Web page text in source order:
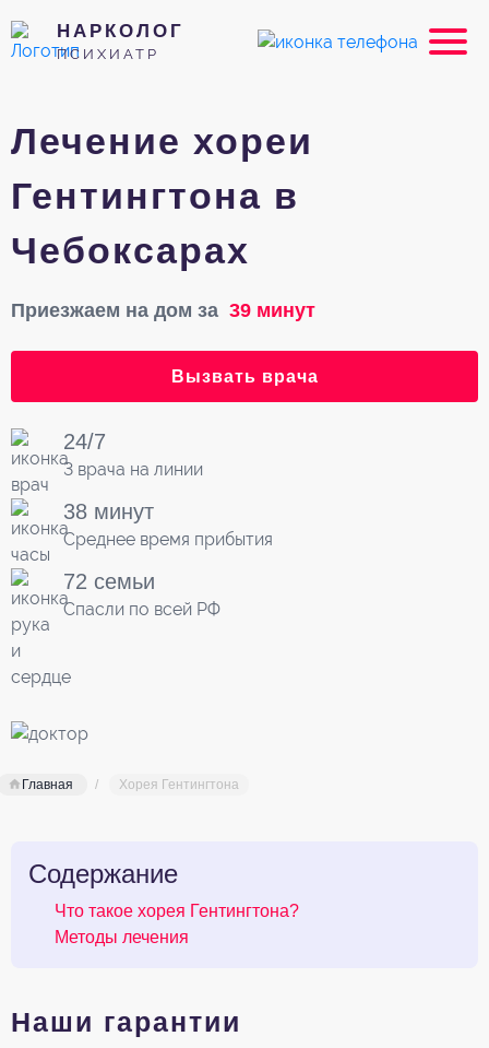
НАРКОЛОГ
ПСИХИАТР
Лечение хореи
Гентингтона в
Чебоксарах
Приезжаем на дом за 39 минут
Вызвать врача
24/7
3 врача на линии
38 минут
Среднее время прибытия
72 семьи
Спасли по всей РФ
Главная Хорея Гентингтона
Содержание
Что такое хорея Гентингтона?
Методы лечения
Наши гарантии